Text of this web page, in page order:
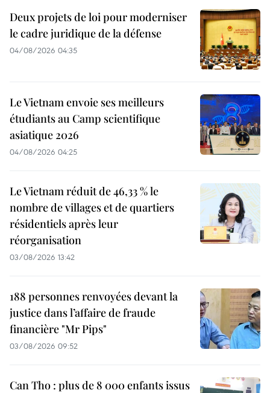
Deux projets de loi pour moderniser
le cadre juridique de la défense
04/08/2026 04:35
Le Vietnam envoie ses meilleurs
étudiants au Camp scientifique
asiatique 2026
04/08/2026 04:25
Le Vietnam réduit de 46,33 % le
nombre de villages et de quartiers
résidentiels après leur
réorganisation
03/08/2026 13:42
188 personnes renvoyées devant la
justice dans l’affaire de fraude
financière "Mr Pips"
03/08/2026 09:52
Can Tho : plus de 8 000 enfants issus